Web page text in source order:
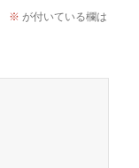
※ が付いている欄は